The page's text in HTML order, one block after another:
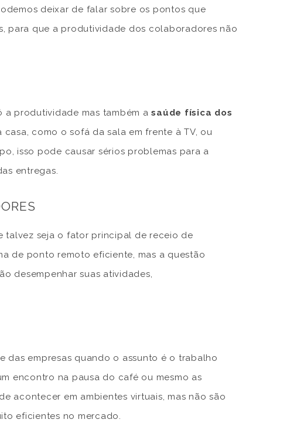
deixar de falar sobre os pontos que
para que a produtividade dos colaboradores não
a produtividade mas também asaúde física dos
como o sofá da sala em frente à TV, ou
isso pode causar sérios problemas para a
entregas.
talvez seja o fator principal de receio de
de ponto remoto eficiente, mas a questão
desempenhar suas atividades,
empresas quando o assunto é o trabalho
encontro na pausa do café ou mesmo as
acontecer em ambientes virtuais, mas não são
eficientes no mercado.